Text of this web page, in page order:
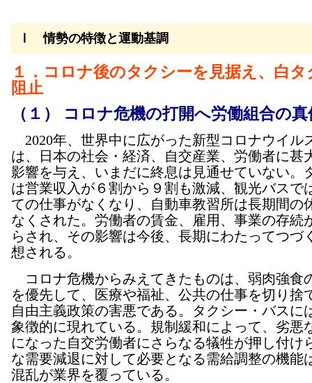
Ⅰ 情勢の特徴と運動基調
１．コロナ後のタクシーを見据え、白タ
阻止
（１） コロナ危機の打開へ労働組合の
2020年、世界中に広がった新型コロナウイル
は、日本の社会・経済、自交産業、労働者に甚
影響を与え、いまだに終息は見通せていない。
は営業収入が６割から９割も激減、観光バスで
ての仕事がなくなり、自動車教習所は長期間の
なくされた。労働者の賃金、雇用、事業の存続
らされ、その影響は今後、長期にわたってつづ
想される。
コロナ危機からみえてきたものは、弱肉強食
を優先して、医療や福祉、公共の仕事を切り捨
自由主義政策の害悪である。タクシー・バスに
象徴的に現れている。規制緩和によって、劣悪
になった自交労働者にさらなる犠牲が押し付け
な需要減退に対して必要となる需給調整の機能
混乱が業界を覆っている。